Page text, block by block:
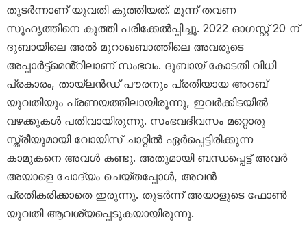
തുടർന്നാണ് യുവതി കുത്തിയത്. മൂന്ന് തവണ
സുഹൃത്തിനെ കുത്തി പരിക്കേൽപ്പിച്ചു. 2022 ഓഗസ്റ്റ് 20 ന്
ദുബായിലെ അൽ മുറാഖബാത്തിലെ അവരുടെ
അപ്പാർട്ട്മെൻ്റിലാണ് സംഭവം. ദുബായ് കോടതി വിധി
പ്രകാരം, തായ്‌ലൻഡ് പൗരനും പ്രതിയായ അറബ്
യുവതിയും പ്രണയത്തിലായിരുന്നു, ഇവർക്കിടയിൽ
വഴക്കുകൾ പതിവായിരുന്നു. സംഭവദിവസം മറ്റൊരു
സ്ത്രീയുമായി വോയിസ് ചാറ്റിൽ ഏർപ്പെട്ടിരിക്കുന്ന
കാമുകനെ അവൾ കണ്ടു. അതുമായി ബന്ധപ്പെട്ട് അവർ
അയാളെ ചോദ്യം ചെയ്തപ്പോൾ, അവൻ
പ്രതികരിക്കാതെ ഇരുന്നു. തുടർന്ന് അയാളുടെ ഫോൺ
യുവതി ആവശ്യപ്പെടുകയായിരുന്നു.